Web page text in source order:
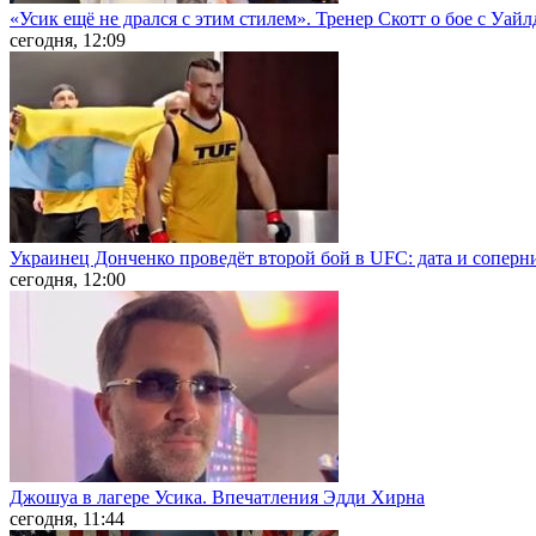
«Усик ещё не дрался с этим стилем». Тренер Скотт о бое с
сегодня, 12:09
Украинец Донченко проведёт второй бой в UFC: дата и
сегодня, 12:00
Джошуа в лагере Усика. Впечатления Эдди Хирна
сегодня, 11:44